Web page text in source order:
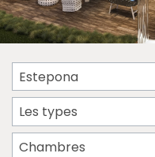
Estepona
Les types
Chambres